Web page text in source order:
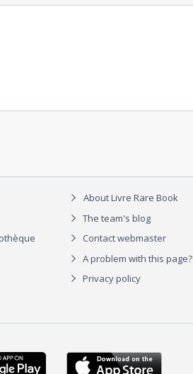
About Livre Rare Book
The team's blog
Contact webmaster
A problem with this page?
Privacy policy